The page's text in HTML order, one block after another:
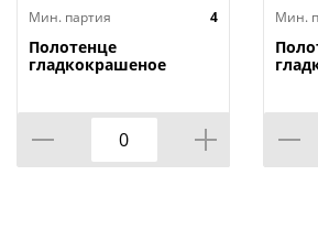
Мин. партия
4
Полотенце
гладкокрашеное
Мин.